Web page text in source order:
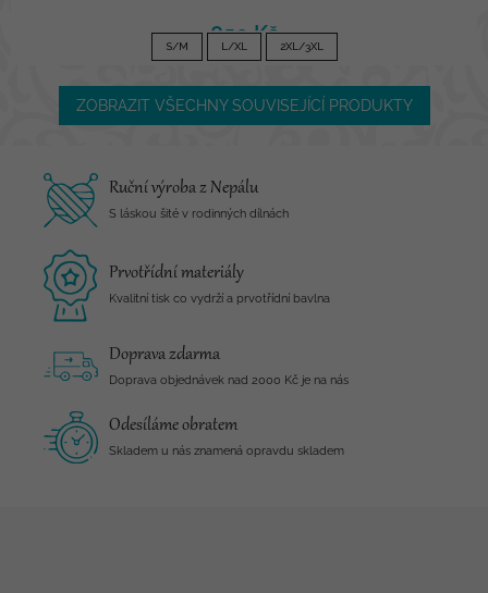
850 Kč
S/M L/XL 2XL/3XL
ZOBRAZIT VŠECHNY SOUVISEJÍCÍ PRODUKTY
Ruční výroba z Nepálu
S láskou šité v rodinných dílnách
Prvotřídní materiály
Kvalitní tisk co vydrží a prvotřídní bavlna
Doprava zdarma
Doprava objednávek nad 2000 Kč je na nás
Odesíláme obratem
Skladem u nás znamená opravdu skladem